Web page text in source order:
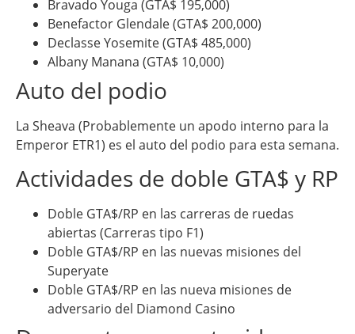
Bravado Youga (GTA$ 195,000)
Benefactor Glendale (GTA$ 200,000)
Declasse Yosemite (GTA$ 485,000)
Albany Manana (GTA$ 10,000)
Auto del podio
La Sheava (Probablemente un apodo interno para la
Emperor ETR1) es el auto del podio para esta semana.
Actividades de doble GTA$ y RP
Doble GTA$/RP en las carreras de ruedas
abiertas (Carreras tipo F1)
Doble GTA$/RP en las nuevas misiones del
Superyate
Doble GTA$/RP en las nueva misiones de
adversario del Diamond Casino